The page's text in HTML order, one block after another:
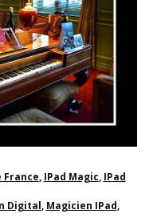
France, IPad Magic, IPad
Digital, Magicien IPad,